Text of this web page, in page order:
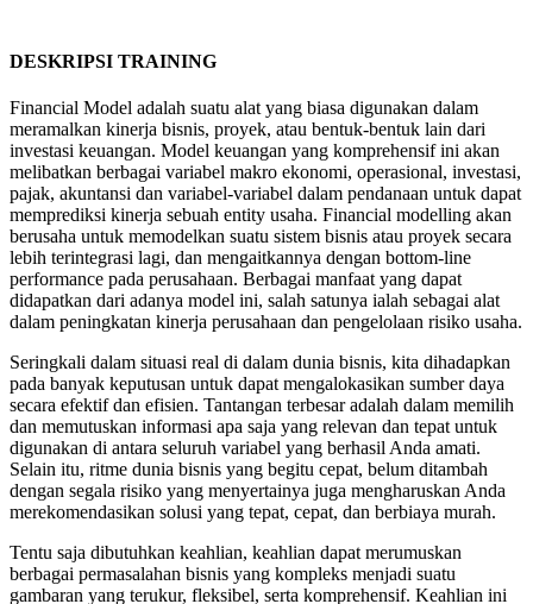
DESKRIPSI TRAINING
Financial Model adalah suatu alat yang biasa digunakan dalam
meramalkan kinerja bisnis, proyek, atau bentuk-bentuk lain dari
investasi keuangan. Model keuangan yang komprehensif ini akan
melibatkan berbagai variabel makro ekonomi, operasional, investasi,
pajak, akuntansi dan variabel-variabel dalam pendanaan untuk dapat
memprediksi kinerja sebuah entity usaha. Financial modelling akan
berusaha untuk memodelkan suatu sistem bisnis atau proyek secara
lebih terintegrasi lagi, dan mengaitkannya dengan bottom-line
performance pada perusahaan. Berbagai manfaat yang dapat
didapatkan dari adanya model ini, salah satunya ialah sebagai alat
dalam peningkatan kinerja perusahaan dan pengelolaan risiko usaha.
Seringkali dalam situasi real di dalam dunia bisnis, kita dihadapkan
pada banyak keputusan untuk dapat mengalokasikan sumber daya
secara efektif dan efisien. Tantangan terbesar adalah dalam memilih
dan memutuskan informasi apa saja yang relevan dan tepat untuk
digunakan di antara seluruh variabel yang berhasil Anda amati.
Selain itu, ritme dunia bisnis yang begitu cepat, belum ditambah
dengan segala risiko yang menyertainya juga mengharuskan Anda
merekomendasikan solusi yang tepat, cepat, dan berbiaya murah.
Tentu saja dibutuhkan keahlian, keahlian dapat merumuskan
berbagai permasalahan bisnis yang kompleks menjadi suatu
gambaran yang terukur, fleksibel, serta komprehensif. Keahlian ini